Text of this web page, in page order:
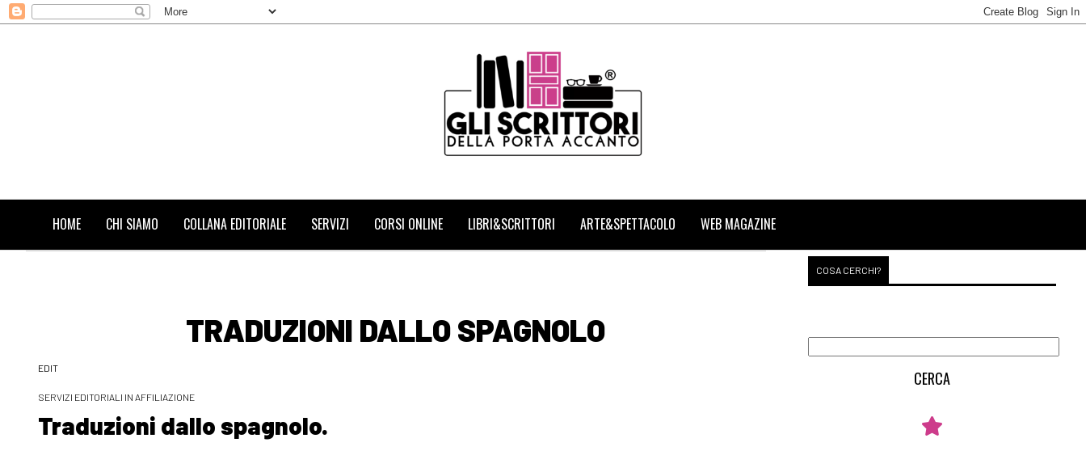
HOME CHI SIAMO COLLANA EDITORIALE SERVIZI CORSI ONLINE LIBRI&SCRITTORI ARTE&SPETTACOLO WEB MAGAZINE
TRADUZIONI DALLO SPAGNOLO
EDIT
SERVIZI EDITORIALI IN AFFILIAZIONE
Traduzioni dallo spagnolo.
COSA CERCHI?